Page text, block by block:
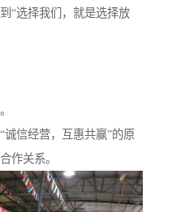
“选择我们，就是选择放
信经营，互惠共赢”的原
作关系。